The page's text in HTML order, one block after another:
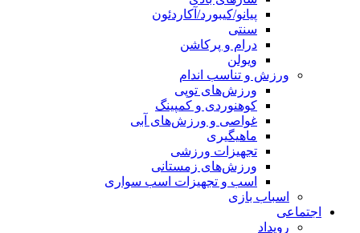
پیانو/کیبورد/آکاردئون
سنتی
درام و پرکاشن
ویولن
ورزش و تناسب اندام
ورزش‌های توپی
کوهنوردی و کمپینگ
غواصی و ورزش‌های آبی
ماهیگیری
تجهیزات ورزشی
ورزش‌های زمستانی
اسب و تجهیزات اسب سواری
اسباب‌ بازی
اجتماعی
رویداد